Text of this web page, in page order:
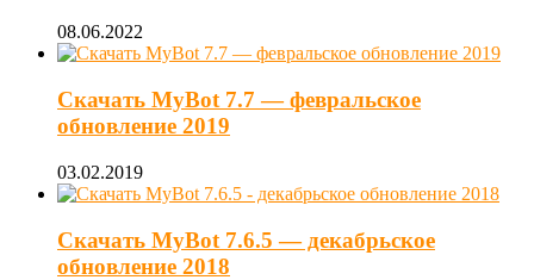
08.06.2022
Скачать MyBot 7.7 — февральское
обновление 2019
03.02.2019
Скачать MyBot 7.6.5 — декабрьское
обновление 2018